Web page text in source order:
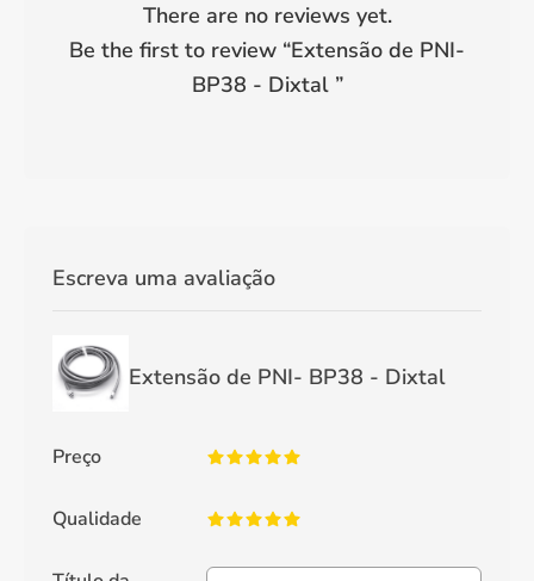
There are no reviews yet.
Be the first to review “Extensão de PNI-
BP38 - Dixtal”
Escreva uma avaliação
Extensão de PNI- BP38 - Dixtal
Preço
Qualidade